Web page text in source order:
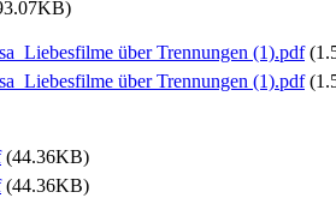
über Trennungen (1).pdf
über Trennungen (1).pdf
(44.36KB)
(44.36KB)